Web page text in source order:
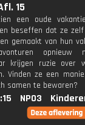
15
een oude
beseffen dat ze
gemaakt van hun
opnieuw
krijgen ruzie over
Vinden ze een
samen te bewaren?
NPO3